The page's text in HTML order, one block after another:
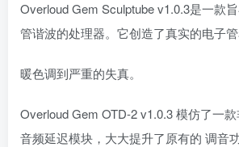
Overloud Gem Sculptube v1.0.3是一款
管谐波的处理器。它创造了真实的电子
暖色调到严重的失真。
Overloud Gem OTD-2 v1.0.3 模仿了一
音频延迟模块，大大提升了原有的 调音